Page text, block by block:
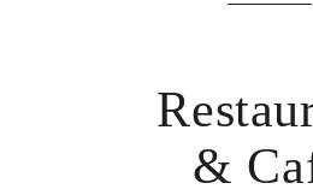
&